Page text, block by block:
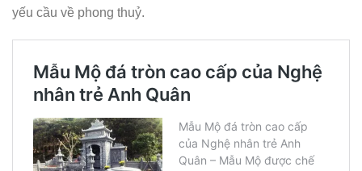
yếu cầu về phong thuỷ.